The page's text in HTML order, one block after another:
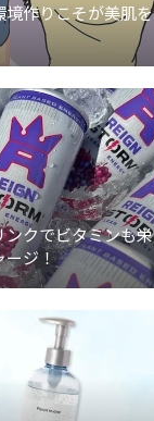
作りこそが美肌を
クでビタミンも栄
ージ！